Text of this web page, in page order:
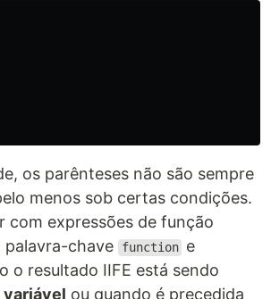
os parênteses não são sempre
menos sob certas condições.
com expressões de função
palavra-chave
function e
o resultado IIFE está sendo
variável ou quando é precedida